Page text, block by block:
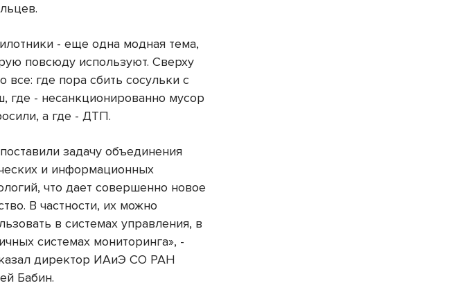
- еще одна модная тема,
повсюду используют. Сверху
все: где пора сбить сосульки с
где - несанкционированно мусор
а где - ДТП.
задачу объединения
и информационных
что дает совершенно новое
В частности, их можно
в системах управления, в
системах мониторинга», -
директор ИАиЭ СО РАН
Бабин.